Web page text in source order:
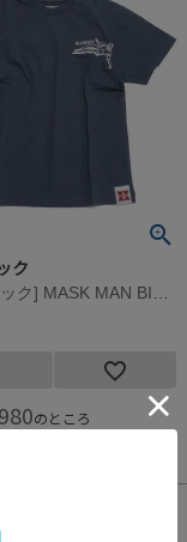
ク
のところ